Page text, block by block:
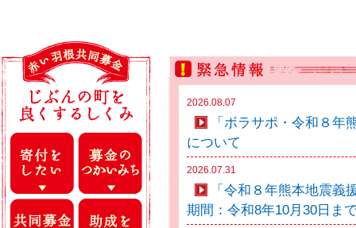
2026.08.07
「ボラサポ・令和８年
について
2026.07.31
「令和８年熊本地震義
期間：令和8年10月30日ま